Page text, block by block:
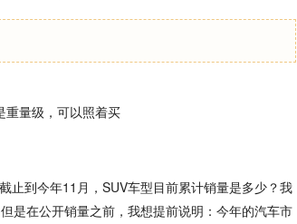
止到今年11月，SUV车型目前累计销量是多少？我
是在公开销量之前，我想提前说明：今年的汽车市